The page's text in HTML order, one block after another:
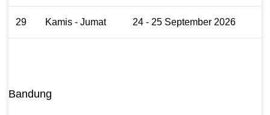
29 Kamis - Jumat 24 - 25 September 2026
Bandung